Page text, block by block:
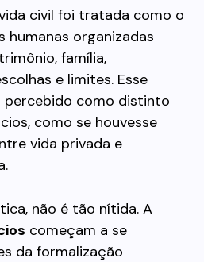
civil foi tratada como o
humanas organizadas
família,
e limites. Esse
percebido como distinto
como se houvesse
vida privada e
não é tão nítida. A
começam a se
da formalização